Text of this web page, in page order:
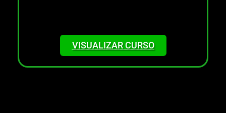
VISUALIZAR CURSO